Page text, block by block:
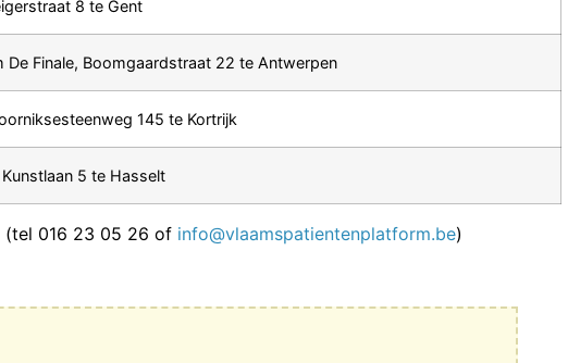
8 te Gent
De Finale, Boomgaardstraat 22 te Antwerpen
145 te Kortrijk
5 te Hasselt
(tel 016 23 05 26 of info@vlaamspatientenplatform.be)